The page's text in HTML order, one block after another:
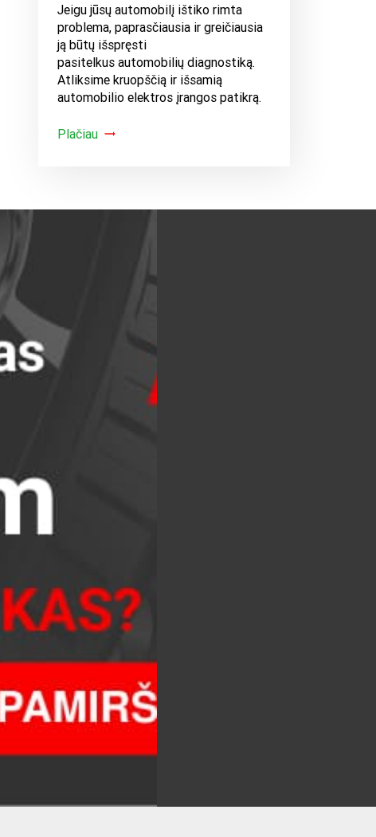
Jeigu jūsų automobilį ištiko rimta
problema, paprasčiausia ir greičiausia
ją būtų išspręsti
pasitelkus automobilių diagnostiką.
Atliksime kruopščią ir išsamią
automobilio elektros įrangos patikrą.
Plačiau